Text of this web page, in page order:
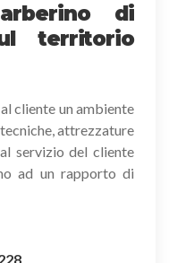
di
territorio
cliente un ambiente
attrezzature
servizio del cliente
ad un rapporto di